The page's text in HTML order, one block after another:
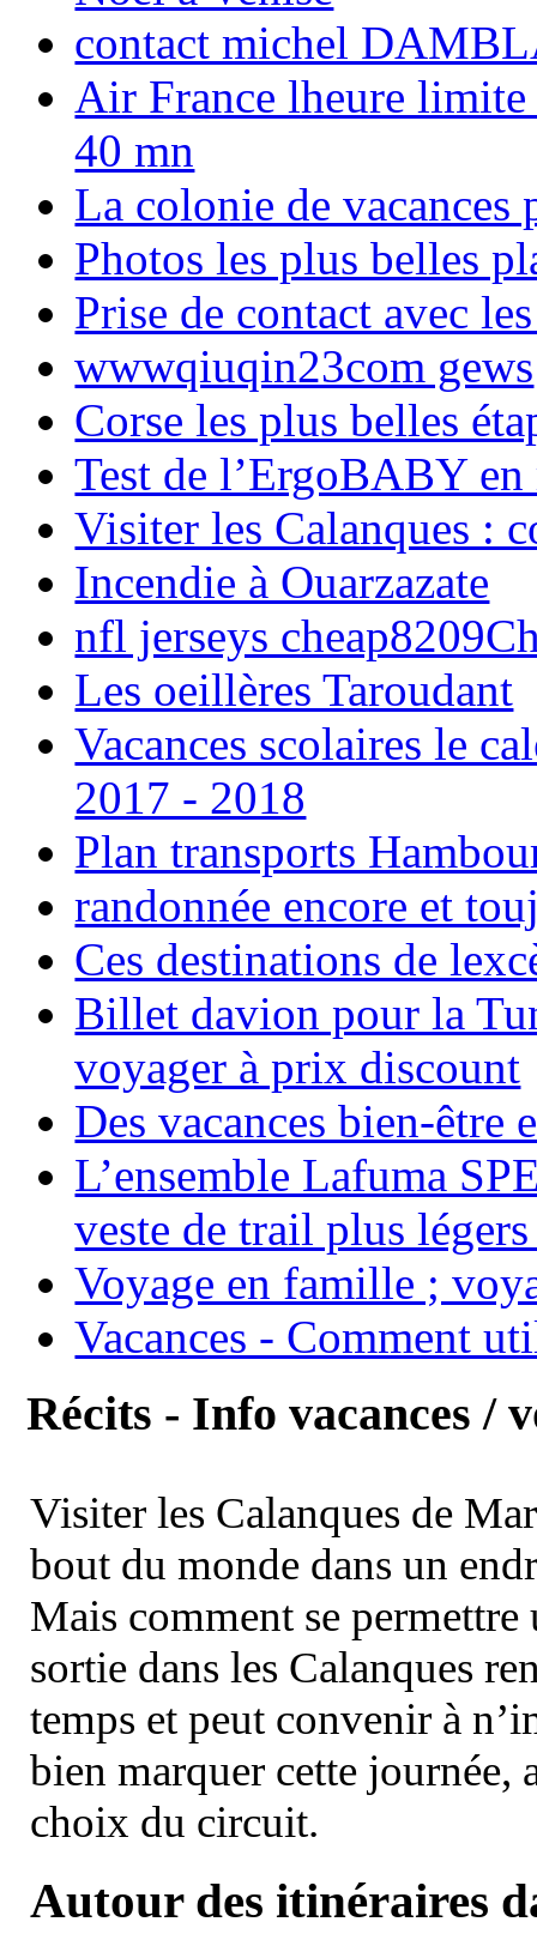
contact michel
Air France lheure limite
40 mn
La colonie de vacances
Photos les plus belles
Prise de contact avec
wwwqiuqin23com gews
Corse les plus belles
Test de l’ErgoBABY en
Visiter les Calanques :
Incendie à Ouarzazate
nfl jerseys
Les oeillères Taroudant
Vacances scolaires le
2017 - 2018
Plan transports
randonnée encore et
Ces destinations de
Billet davion pour la
voyager à prix discount
Des vacances bien-être
L’ensemble Lafuma
veste de trail plus
Voyage en famille ;
Vacances - Comment
Récits - Info vacances /
Visiter les Calanques de
bout du monde dans un
Mais comment se permettre
sortie dans les Calanques
temps et peut convenir à
bien marquer cette journée,
choix du circuit.
Autour des itinéraires